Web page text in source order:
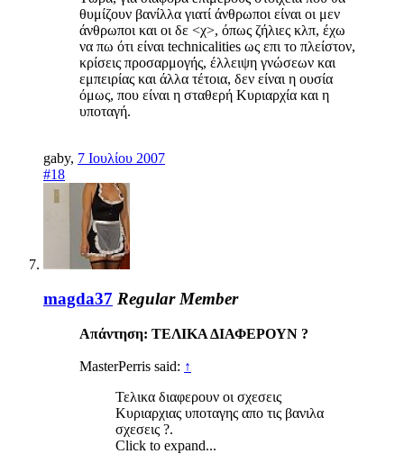
θυμίζουν βανίλλα γιατί άνθρωποι είναι οι μεν
άνθρωποι και οι δε <χ>, όπως ζήλιες κλπ, έχω
να πω ότι είναι technicalities ως επι το πλείστον,
κρίσεις προσαρμογής, έλλειψη γνώσεων και
εμπειρίας και άλλα τέτοια, δεν είναι η ουσία
όμως, που είναι η σταθερή Κυριαρχία και η
υποταγή.
gaby, 7 Ιουλίου 2007
#18
magda37 Regular Member
Απάντηση: ΤΕΛΙΚΑ ΔΙΑΦΕΡΟΥΝ ?
MasterPerris said: ↑
Τελικα διαφερουν οι σχεσεις
Κυριαρχιας υποταγης απο τις βανιλα
σχεσεις ?.
Click to expand...